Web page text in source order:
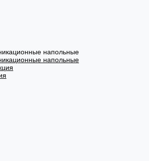
напольные
напольные